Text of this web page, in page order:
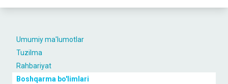
Umumiy ma'lumotlar
Tuzilma
Rahbariyat
Boshqarma bo'limlari